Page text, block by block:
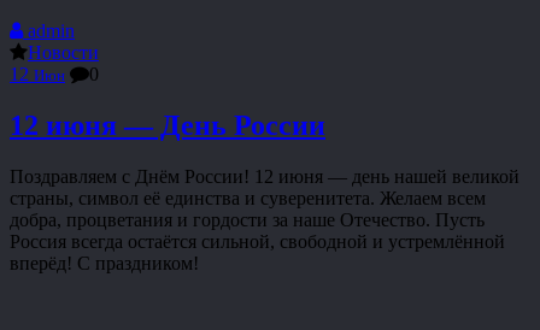
admin
Новости
12 Июн 0
12 июня — День России
Поздравляем с Днём России! 12 июня — день нашей великой
страны, символ её единства и суверенитета. Желаем всем
добра, процветания и гордости за наше Отечество. Пусть
Россия всегда остаётся сильной, свободной и устремлённой
вперёд! С праздником!